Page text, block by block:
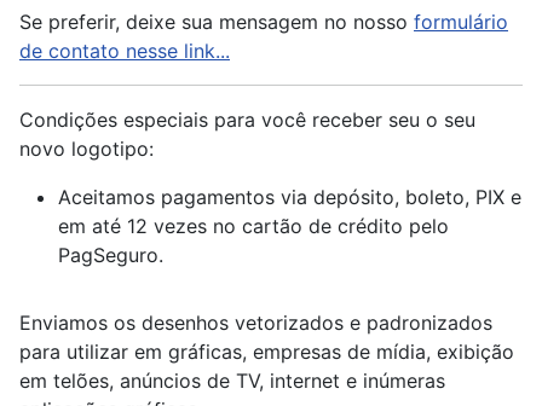
Se preferir, deixe sua mensagem no nosso formulário
de contato nesse link...
Condições especiais para você receber seu o seu
novo logotipo:
Aceitamos pagamentos via depósito, boleto, PIX e
em até 12 vezes no cartão de crédito pelo
PagSeguro.
Enviamos os desenhos vetorizados e padronizados
para utilizar em gráficas, empresas de mídia, exibição
em telões, anúncios de TV, internet e inúmeras